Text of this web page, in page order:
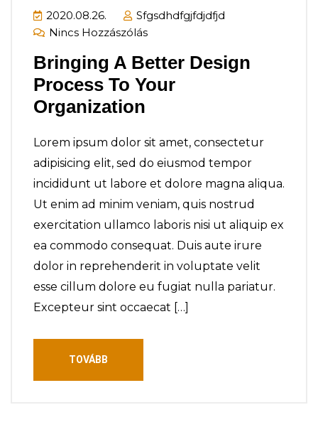
2020.08.26.
Sfgsdhdfgjfdjdfjd
Nincs Hozzászólás
Bringing A Better Design
Process To Your
Organization
Lorem ipsum dolor sit amet, consectetur
adipisicing elit, sed do eiusmod tempor
incididunt ut labore et dolore magna aliqua.
Ut enim ad minim veniam, quis nostrud
exercitation ullamco laboris nisi ut aliquip ex
ea commodo consequat. Duis aute irure
dolor in reprehenderit in voluptate velit
esse cillum dolore eu fugiat nulla pariatur.
Excepteur sint occaecat […]
TOVÁBB